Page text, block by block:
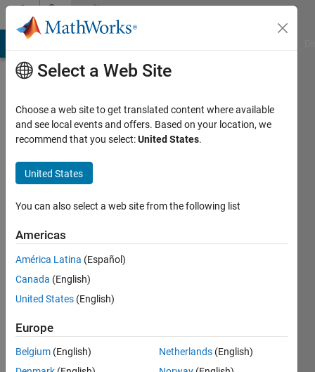
Skip to contentCommunity
Profile
Last
year ago
since
Followers:
Select a Web Site
Choose a web site to get translated content where available
and see local events and offers. Based on your location, we
recommend that you select:United States.
United States
You can also select a web site from the following list
Americas
América Latina (Español)
Canada (English)
United States (English)
Europe
Belgium (English)
Netherlands (English)